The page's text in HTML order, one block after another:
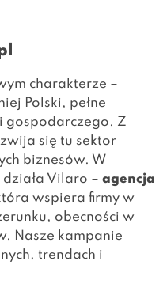
charakterze –
Polski, pełne
gospodarczego. Z
się tu sektor
biznesów. W
Vilaro – agencja
wspiera firmy w
obecności w
Nasze kampanie
trendach i